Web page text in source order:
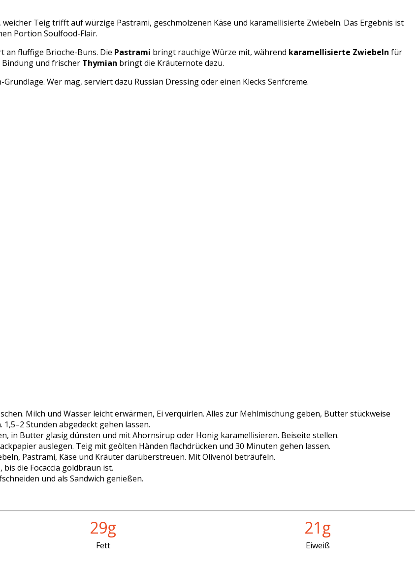
Teig trifft auf würzige Pastrami, geschmolzenen Käse und karamellisierte Zwiebeln. Das Ergebnis ist
Portion Soulfood-Flair.
an fluffige Brioche-Buns. Die Pastrami bringt rauchige Würze mit, während karamellisierte Zwiebeln für
und frischer Thymian bringt die Kräuternote dazu.
Wer mag, serviert dazu Russian Dressing oder einen Klecks Senfcreme.
Milch und Wasser leicht erwärmen, Ei verquirlen. Alles zur Mehlmischung geben, Butter stückweise
Stunden abgedeckt gehen lassen.
in Butter glasig dünsten und mit Ahornsirup oder Honig karamellisieren. Beiseite stellen.
auslegen. Teig mit geölten Händen flachdrücken und 30 Minuten gehen lassen.
Pastrami, Käse und Kräuter darüberstreuen. Mit Olivenöl beträufeln.
die Focaccia goldbraun ist.
und als Sandwich genießen.
29g 21g
Fett Eiweiß